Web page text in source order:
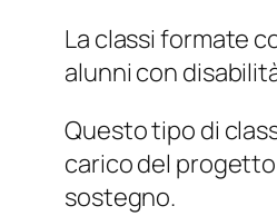
La classi formate
alunni con
Questo tipo di
carico del
sostegno.